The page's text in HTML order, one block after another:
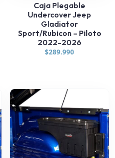
Caja Plegable
Undercover Jeep
Gladiator
Sport/Rubicon – Piloto
2022-2026
$289.990